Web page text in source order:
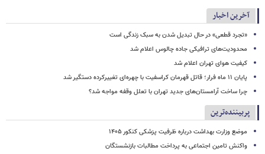
آخرین اخبار
«تجرد قطعی» در حال تبدیل شدن به سبک زندگی است
محدودیت‌های ترافیکی جاده چالوس اعلام شد
کیفیت هوای تهران اعلام شد
پایان ۱۱ ماه فرار؛ قاتل قهرمان کراسفیت با چهره‌ای تغییرکرده دستگیر شد
چرا ساخت آرامستان‌های جدید تهران با تعلل وقفه مواجه شد؟
پربیننده‌ترین
موضع وزارت بهداشت درباره ظرفیت پزشکی کنکور ۱۴۰۵
واکنش تامین اجتماعی به پرداخت مطالبات بازنشستگان